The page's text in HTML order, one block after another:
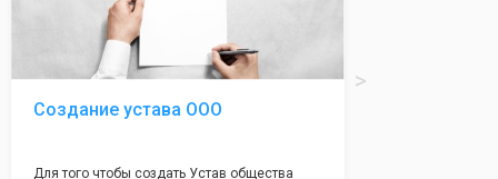
себя! Многолетний опыт работы наших
юристов позволяет оформлять заявление без
ошибок, тем самым гарантируя вам
успешную регистрацию в налоговой
Создание устава ООО
Для того чтобы создать Устав общества